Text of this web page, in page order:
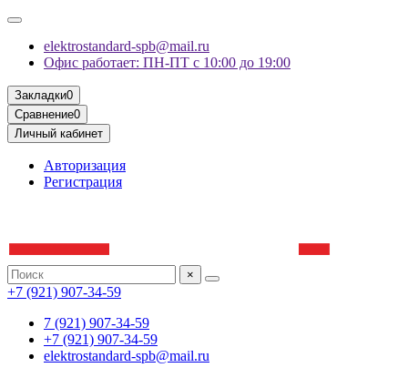
elektrostandard-spb@mail.ru
Офис работает: ПН-ПТ с 10:00 до 19:00
Закладки0
Сравнение0
Личный кабинет
Авторизация
Регистрация
×
+7 (921) 907-34-59
7 (921) 907-34-59
+7 (921) 907-34-59
elektrostandard-spb@mail.ru